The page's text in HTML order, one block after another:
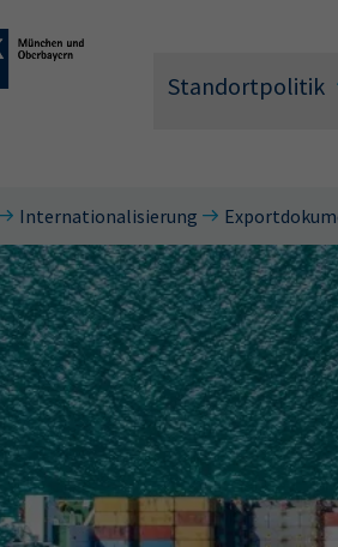
Standortpolitik
Wonach
Hier können
Internationalisierung